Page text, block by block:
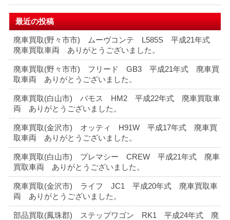
最近の投稿
廃車買取(野々市市) ムーヴコンテ L585S 平成21年式
廃車買取車両 ありがとうございました。
廃車買取(野々市市) フリード GB3 平成21年式 廃車買
取車両 ありがとうございました。
廃車買取(白山市) バモス HM2 平成22年式 廃車買取車
両 ありがとうございました。
廃車買取(金沢市) オッティ H91W 平成17年式 廃車買
取車両 ありがとうございました。
廃車買取(白山市) プレマシー CREW 平成21年式 廃車
買取車両 ありがとうございました。
廃車買取(金沢市) ライフ JC1 平成20年式 廃車買取車
両 ありがとうございました。
部品買取(鳳珠郡) ステップワゴン RK1 平成24年式 廃